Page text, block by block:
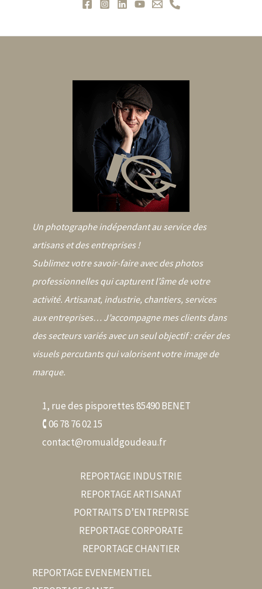
Un photographe indépendant au service des
artisans et des entreprises !
Sublimez votre savoir-faire avec des photos
professionnelles qui capturent l’âme de votre
activité. Artisanat, industrie, chantiers, services
aux entreprises… J’accompagne mes clients dans
des secteurs variés avec un seul objectif : créer des
visuels percutants qui valorisent votre image de
marque.
1, rue des pisporettes 85490 BENET
🕻 06 78 76 02 15
contact@romualdgoudeau.fr
REPORTAGE INDUSTRIE
REPORTAGE ARTISANAT
PORTRAITS D’ENTREPRISE
REPORTAGE CORPORATE
REPORTAGE CHANTIER
REPORTAGE EVENEMENTIEL